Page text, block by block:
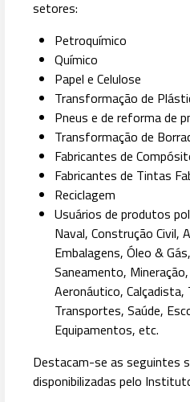
setores:
Petroquímico
Químico
Papel e Celulose
Transformação de
Pneus e de reforma de
Transformação de
Fabricantes de
Fabricantes de Tintas
Reciclagem
Usuários de produtos
Naval, Construção Civil,
Embalagens, Óleo &
Saneamento,
Aeronáutico,
Transportes, Saúde,
Equipamentos, etc.
Destacam-se as seguintes
disponibilizadas pelo